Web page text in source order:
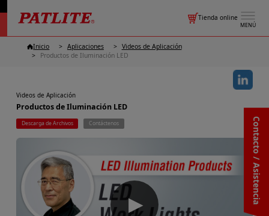
MENÚ
Tienda online
Contacto / Asistencia
Inicio Aplicaciones
Videos de Aplicación
Productos de Iluminación LED
Videos de Aplicación
Productos de Iluminación LED
Descarga de Archivos Contáctenos
▶